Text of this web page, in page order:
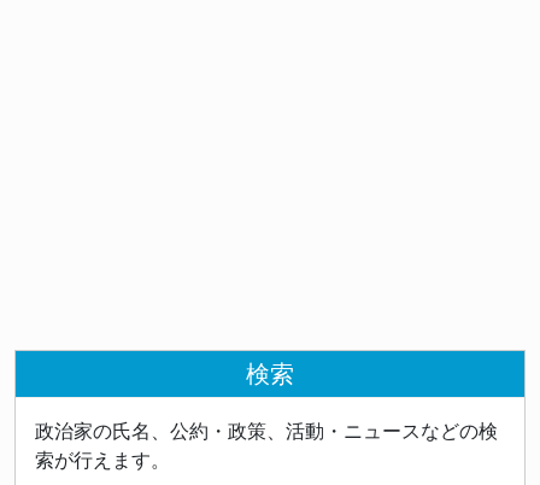
検索
政治家の氏名、公約・政策、活動・ニュースなどの検
索が行えます。